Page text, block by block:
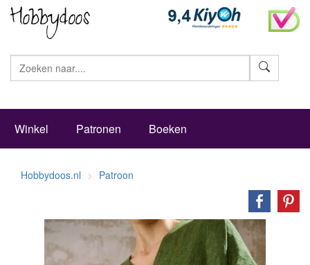
Winkel Patronen Boeken
Hobbydoos.nl Patroon